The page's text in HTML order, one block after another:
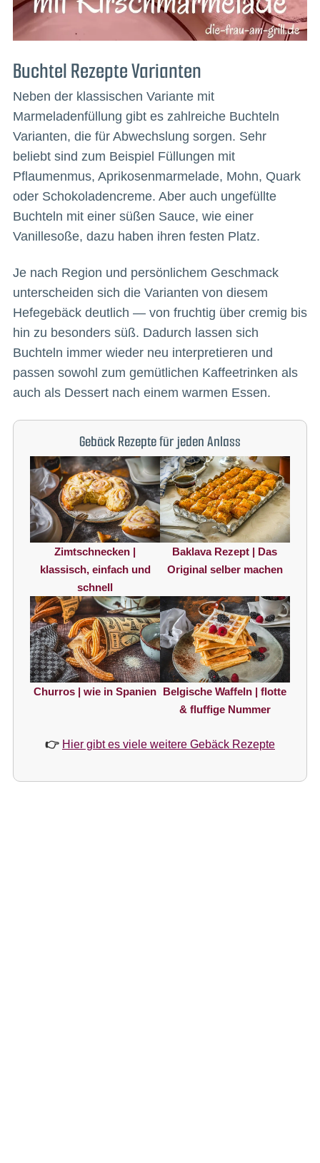
Buchtel Rezepte Varianten
Neben der klassischen Variante mit
Marmeladenfüllung gibt es zahlreiche Buchteln
Varianten, die für Abwechslung sorgen. Sehr
beliebt sind zum Beispiel Füllungen mit
Pflaumenmus, Aprikosenmarmelade, Mohn, Quark
oder Schokoladencreme. Aber auch ungefüllte
Buchteln mit einer süßen Sauce, wie einer
Vanillesoße, dazu haben ihren festen Platz.
Je nach Region und persönlichem Geschmack
unterscheiden sich die Varianten von diesem
Hefegebäck deutlich — von fruchtig über cremig bis
hin zu besonders süß. Dadurch lassen sich
Buchteln immer wieder neu interpretieren und
passen sowohl zum gemütlichen Kaffeetrinken als
auch als Dessert nach einem warmen Essen.
Gebäck Rezepte für jeden Anlass
Zimtschnecken |
klassisch, einfach und
schnell
Baklava Rezept | Das
Original selber machen
Churros | wie in Spanien Belgische Waffeln | flotte
& fluffige Nummer
👉 Hier gibt es viele weitere Gebäck Rezepte